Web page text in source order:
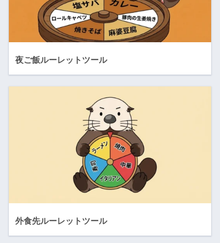
夜ご飯ルーレットツール
外食先ルーレットツール